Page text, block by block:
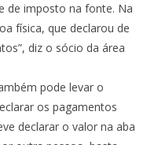
de imposto na fonte. Na
física, que declarou de
diz o sócio da área
pode levar o
os pagamentos
declarar o valor na aba